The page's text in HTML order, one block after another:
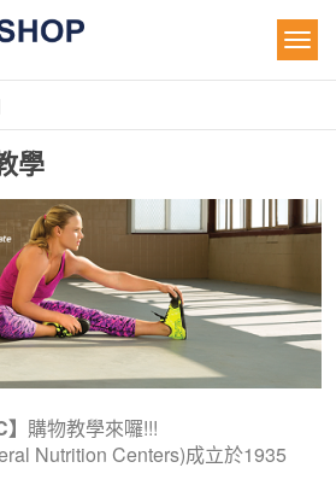
學
購物教學來囉!!!
Nutrition Centers)成立於1935